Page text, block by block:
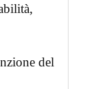
del